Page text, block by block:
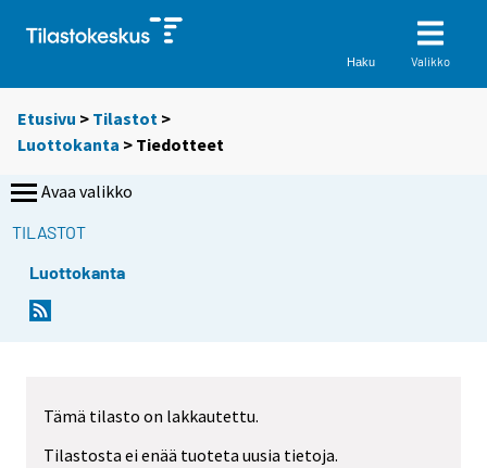
Haku Valikko
Etusivu > Tilastot >
Luottokanta > Tiedotteet
Avaa valikko
TILASTOT
Luottokanta
Tämä tilasto on lakkautettu.
Tilastosta ei enää tuoteta uusia tietoja.